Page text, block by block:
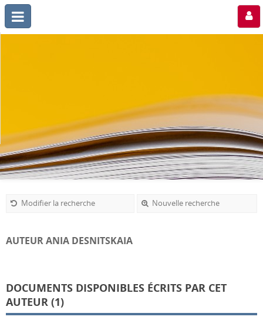
Modifier la recherche Nouvelle recherche
AUTEUR ANIA DESNITSKAIA
DOCUMENTS DISPONIBLES ÉCRITS PAR CET
AUTEUR (1)